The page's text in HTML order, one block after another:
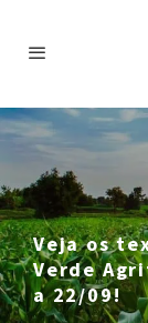
Veja os
Verde
a 22/09!